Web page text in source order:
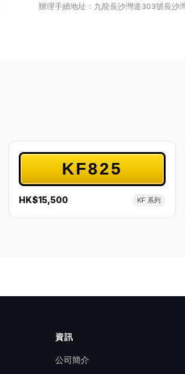
辦理手續地址：九龍長沙灣道303號長沙
KF825
HK$15,500 KF 系列
資訊
公司簡介